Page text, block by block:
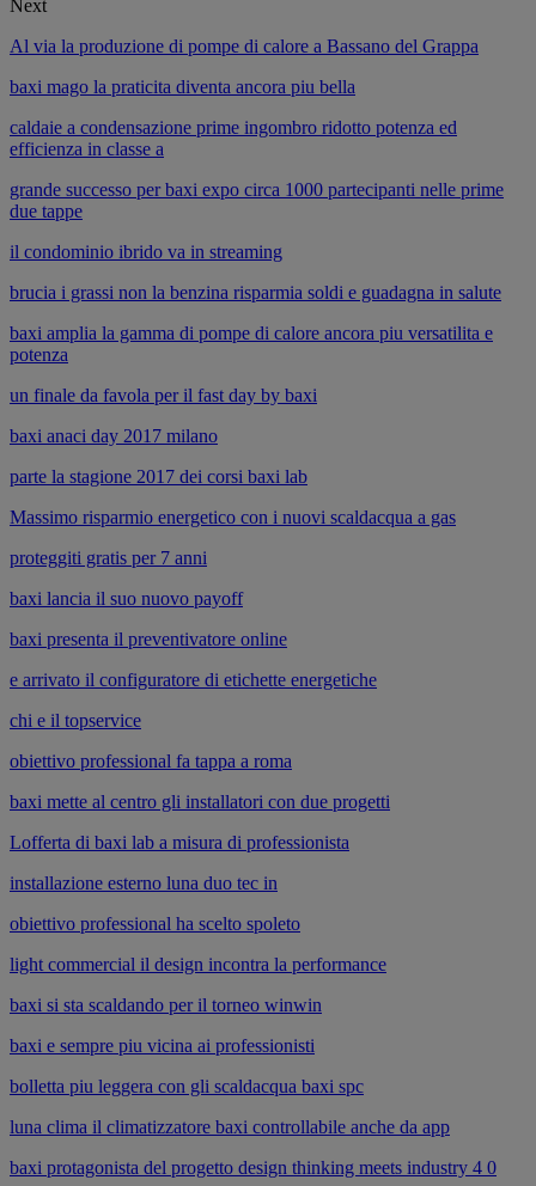
Next
Al via la produzione di pompe di calore a Bassano del Grappa
baxi mago la praticita diventa ancora piu bella
caldaie a condensazione prime ingombro ridotto potenza ed
efficienza in classe a
grande successo per baxi expo circa 1000 partecipanti nelle prime
due tappe
il condominio ibrido va in streaming
brucia i grassi non la benzina risparmia soldi e guadagna in salute
baxi amplia la gamma di pompe di calore ancora piu versatilita e
potenza
un finale da favola per il fast day by baxi
baxi anaci day 2017 milano
parte la stagione 2017 dei corsi baxi lab
Massimo risparmio energetico con i nuovi scaldacqua a gas
proteggiti gratis per 7 anni
baxi lancia il suo nuovo payoff
baxi presenta il preventivatore online
e arrivato il configuratore di etichette energetiche
chi e il topservice
obiettivo professional fa tappa a roma
baxi mette al centro gli installatori con due progetti
Lofferta di baxi lab a misura di professionista
installazione esterno luna duo tec in
obiettivo professional ha scelto spoleto
light commercial il design incontra la performance
baxi si sta scaldando per il torneo winwin
baxi e sempre piu vicina ai professionisti
bolletta piu leggera con gli scaldacqua baxi spc
luna clima il climatizzatore baxi controllabile anche da app
baxi protagonista del progetto design thinking meets industry 4 0